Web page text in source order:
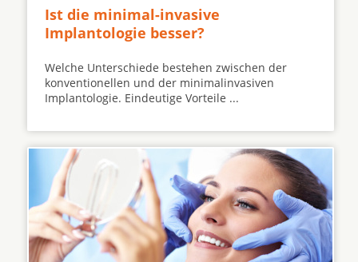
Ist die minimal-invasive
Implantologie besser?
Welche Unterschiede bestehen zwischen der
konventionellen und der minimalinvasiven
Implantologie. Eindeutige Vorteile ...